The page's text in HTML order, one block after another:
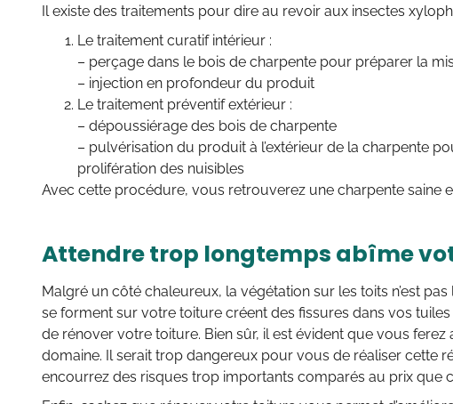
Il existe des traitements pour dire au revoir aux insectes
Le traitement curatif intérieur :
– perçage dans le bois de charpente pour préparer la
– injection en profondeur du produit
Le traitement préventif extérieur :
– dépoussiérage des bois de charpente
– pulvérisation du produit à l’extérieur de la charpente
prolifération des nuisibles
Avec cette procédure, vous retrouverez une charpente saine
Attendre trop longtemps abîme
Malgré un côté chaleureux, la végétation sur les toits n’est
se forment sur votre toiture créent des fissures dans vos
de rénover votre toiture. Bien sûr, il est évident que vous
domaine. Il serait trop dangereux pour vous de réaliser cette
encourrez des risques trop importants comparés au prix que